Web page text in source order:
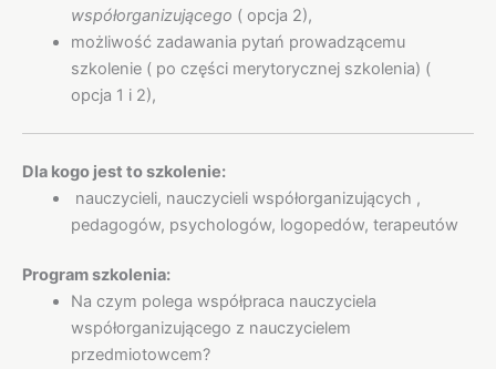
współorganizującego ( opcja 2),
możliwość zadawania pytań prowadzącemu
szkolenie ( po części merytorycznej szkolenia) (
opcja 1 i 2),
Dla kogo jest to szkolenie:
nauczycieli, nauczycieli współorganizujących ,
pedagogów, psychologów, logopedów, terapeutów
Program szkolenia:
Na czym polega współpraca nauczyciela
współorganizującego z nauczycielem
przedmiotowcem?